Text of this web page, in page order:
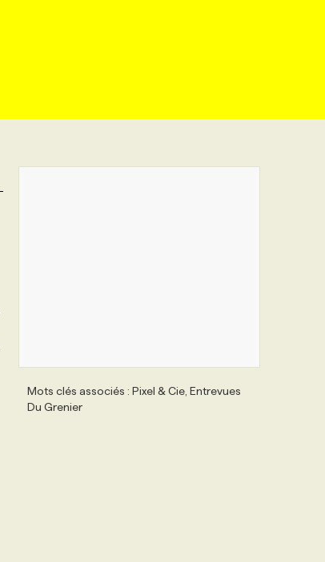
Mots clés associés : Pixel & Cie, Entrevues
Du Grenier